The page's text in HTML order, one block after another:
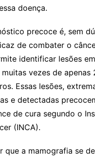
doença.
precoce é, sem
de combater o
identificar lesões
muitas vezes de apenas
Essas lesões,
e detectadas
de cura segundo o
(INCA).
que a mamografia se